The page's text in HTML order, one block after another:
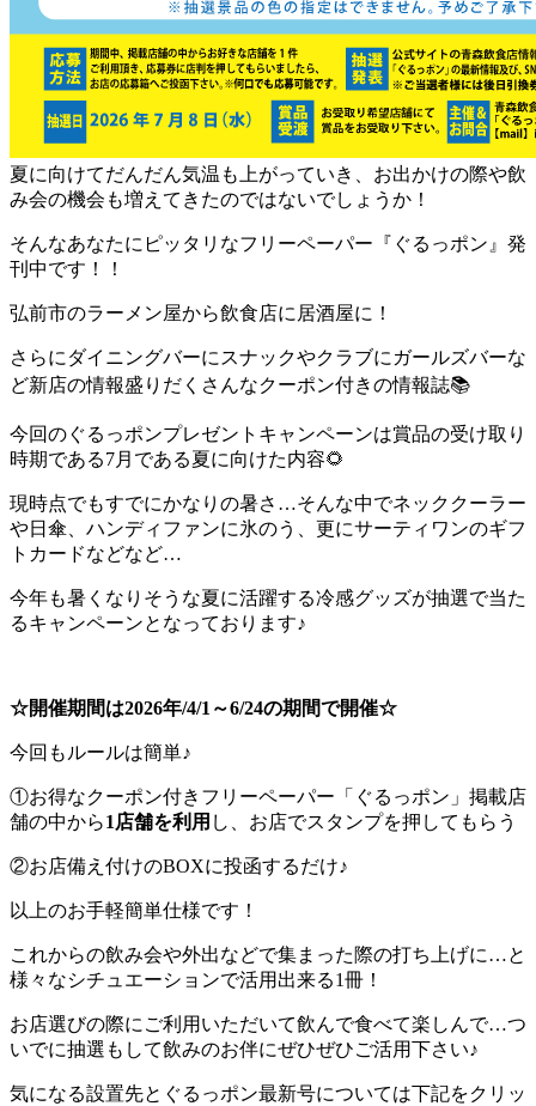
夏に向けてだんだん気温も上がっていき、お出かけの際や飲
み会の機会も増えてきたのではないでしょうか！
そんなあなたにピッタリなフリーペーパー『ぐるっポン』発
刊中です！！
弘前市のラーメン屋から飲食店に居酒屋に！
さらにダイニングバーにスナックやクラブにガールズバーな
ど新店の情報盛りだくさんなクーポン付きの情報誌📚
今回のぐるっポンプレゼントキャンペーンは賞品の受け取り
時期である7月である夏に向けた内容🌻
現時点でもすでにかなりの暑さ…そんな中でネッククーラー
や日傘、ハンディファンに氷のう、更にサーティワンのギフ
トカードなどなど…
今年も暑くなりそうな夏に活躍する冷感グッズが抽選で当た
るキャンペーンとなっております♪
☆開催期間は2026年/4/1～6/24の期間で開催☆
今回もルールは簡単♪
①お得なクーポン付きフリーペーパー「ぐるっポン」掲載店
舗の中から1店舗を利用 し、お店でスタンプを押してもらう
②お店備え付けのBOXに投函するだけ♪
以上のお手軽簡単仕様です！
これからの飲み会や外出などで集まった際の打ち上げに…と
様々なシチュエーションで活用出来る1冊！
お店選びの際にご利用いただいて飲んで食べて楽しんで…つ
いでに抽選もして飲みのお伴にぜひぜひご活用下さい♪
気になる設置先とぐるっポン最新号については下記をクリッ